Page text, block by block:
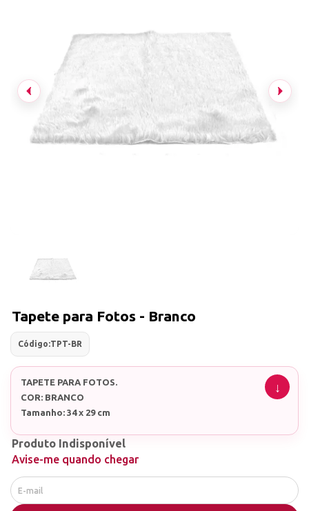
Tapete para Fotos - Branco
Código:TPT-BR
TAPETE PARA FOTOS.
COR: BRANCO
Tamanho: 34 x 29 cm
Produto Indisponível
Avise-me quando chegar